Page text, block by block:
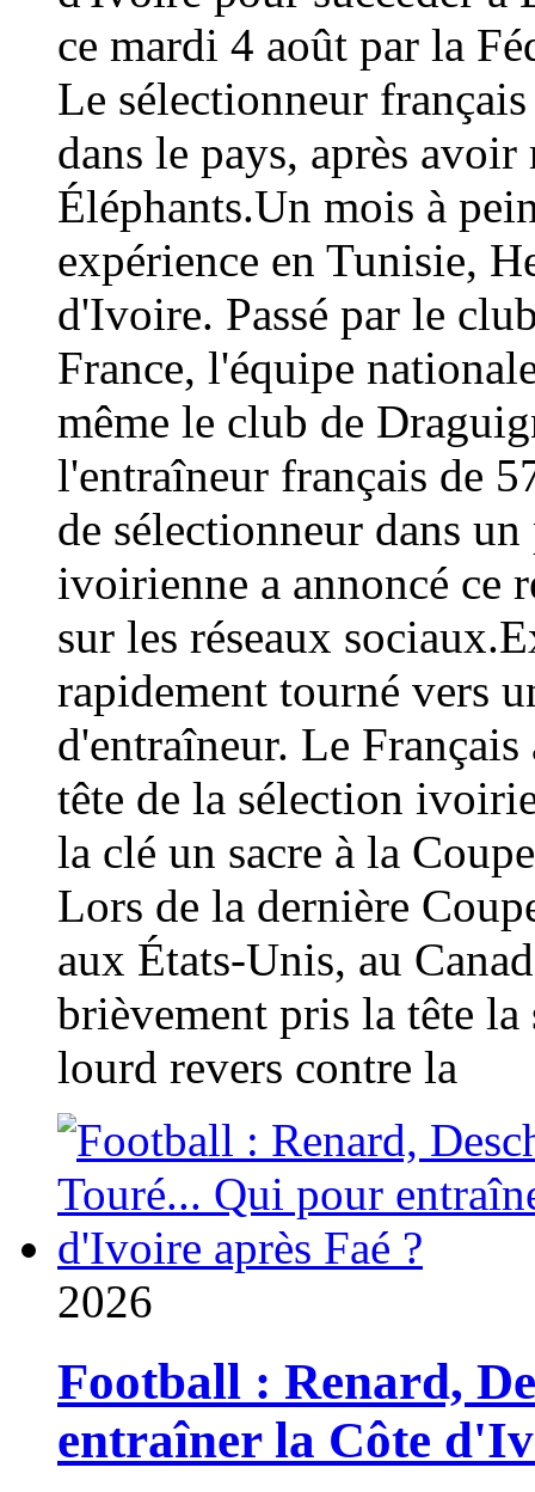
ce mardi 4 août par la
Le sélectionneur
dans le pays, après
Éléphants.Un mois à
expérience en Tunisie,
d'Ivoire. Passé par le
France, l'équipe
même le club de
l'entraîneur français de
de sélectionneur dans
ivoirienne a annoncé ce
sur les réseaux
rapidement tourné vers
d'entraîneur. Le
tête de la sélection
la clé un sacre à la
Lors de la dernière
aux États-Unis, au
brièvement pris la tête
lourd revers contre la
2026
Football : Renard,
entraîner la Côte